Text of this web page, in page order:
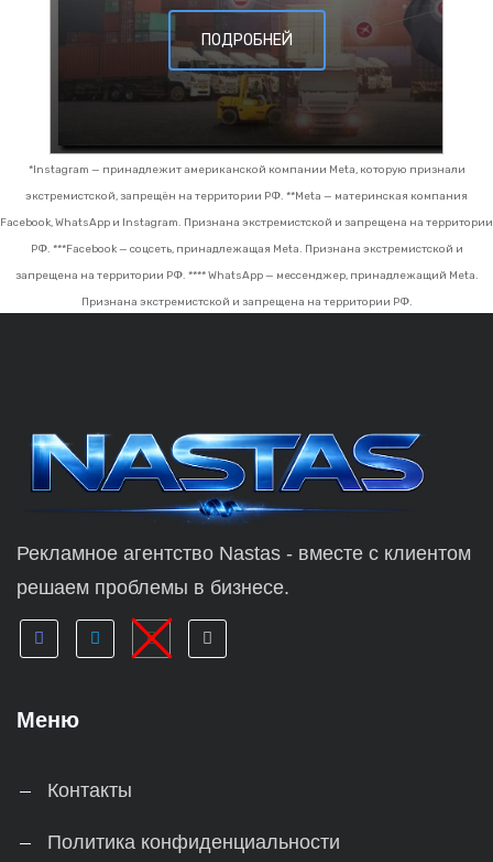
ПОДРОБНЕЙ
*Instagram — принадлежит американской компании Meta, которую признали
экстремистской, запрещён на территории РФ. **Meta — материнская компания
Facebook, WhatsApp и Instagram. Признана экстремистской и запрещена на территории
РФ. ***Facebook — соцсеть, принадлежащая Meta. Признана экстремистской и
запрещена на территории РФ. **** WhatsApp — мессенджер, принадлежащий Meta.
Признана экстремистской и запрещена на территории РФ.
Рекламное агентство Nastas - вместе с клиентом
решаем проблемы в бизнесе.
Меню
Контакты
Политика конфиденциальности